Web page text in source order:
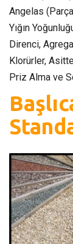
Angelas
Yığın
Direnci,
Klorürler,
Priz Alma ve